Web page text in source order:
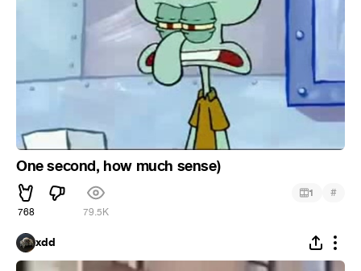
One second, how much sense)
768 79.5K
1 #
xdd